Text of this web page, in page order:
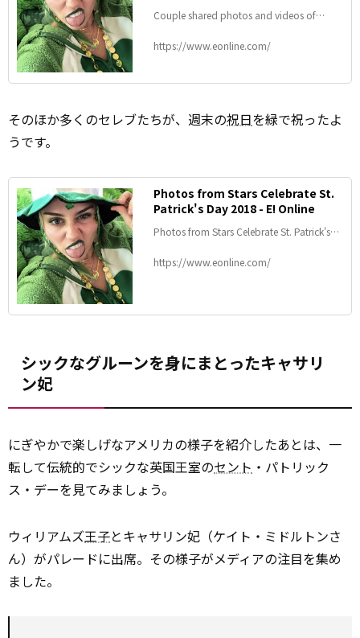
Couple shared photos and videos of
https://www.eonline.com/
そのほか多くのセレブたちが、週末の祝日を緑で祝ったよ
うです。
Photos from Stars Celebrate St.
Patrick's Day 2018 - E! Online
Photos from Stars Celebrate St. Patrick's
https://www.eonline.com/
シックなグルーンを身にまとったキャサリ
ン妃
にぎやかで楽しげなアメリカの様子を紹介したあとは、一
転して伝統的でシックな英国王室のセント ・パトリック
ス・デーを見てみましょう。
ウィリアムズ王子とキャサリン妃（ケイト・ミドルトンさ
ん）がパレードに出席。その様子がメディアの注目を集め
ました。